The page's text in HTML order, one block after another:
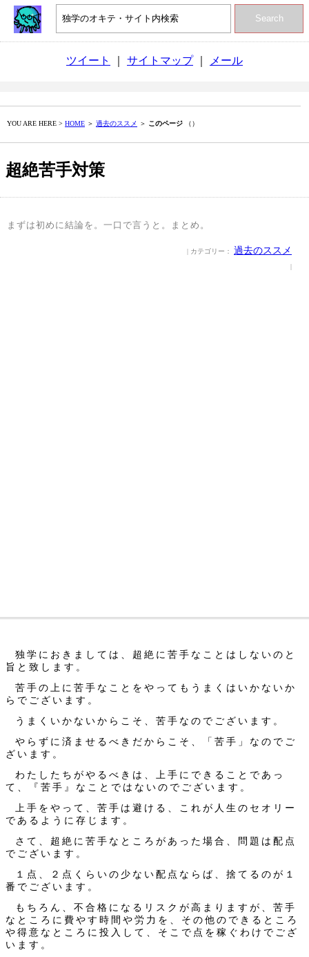
Search
ツイート サイトマップ｜ メール
YOU ARE HERE > HOME ＞ 過去のススメ ＞ このページ （）
超絶苦手対策
まずは初めに結論を。一口で言うと。まとめ。
| カテゴリー： 過去のススメ
|
独学におきましては、超絶に苦手なことはしないのと
旨と致します。
苦手の上に苦手なことをやってもうまくはいかないか
らでございます。
うまくいかないからこそ、苦手なのでございます。
やらずに済ませるべきだからこそ、「苦手」なのでご
ざいます。
わたしたちがやるべきは、上手にできることであっ
て、『苦手』なことではないのでございます。
上手をやって、苦手は避ける、これが人生のセオリー
であるように存じます。
さて、超絶に苦手なところがあった場合、問題は配点
でございます。
１点、２点くらいの少ない配点ならば、捨てるのが１
番でございます。
もちろん、不合格になるリスクが高まりますが、苦手
なところに費やす時間や労力を、その他のできるところ
や得意なところに投入して、そこで点を稼ぐわけでござ
います。